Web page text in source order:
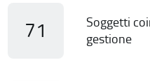
71
Soggetti
gestione